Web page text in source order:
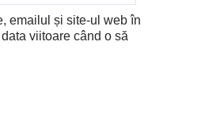
emailul și site-ul web în
viitoare când o să